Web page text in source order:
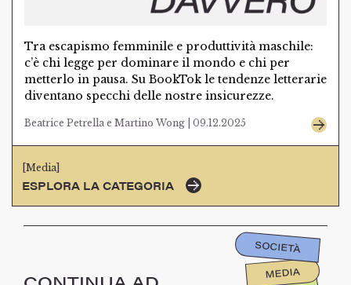
Tra escapismo femminile e produttività maschile:
c’è chi legge per dominare il mondo e chi per
metterlo in pausa. Su BookTok le tendenze letterarie
diventano specchi delle nostre insicurezze.
Beatrice Petrella e Martino Wong | 09.12.2025
[Media]
ESPLORA LA CATEGORIA
MEDIA
SOCIETÀ